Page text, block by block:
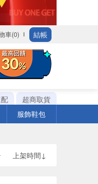
車(0) 結帳
超商取貨
服飾鞋包
上架時間↓